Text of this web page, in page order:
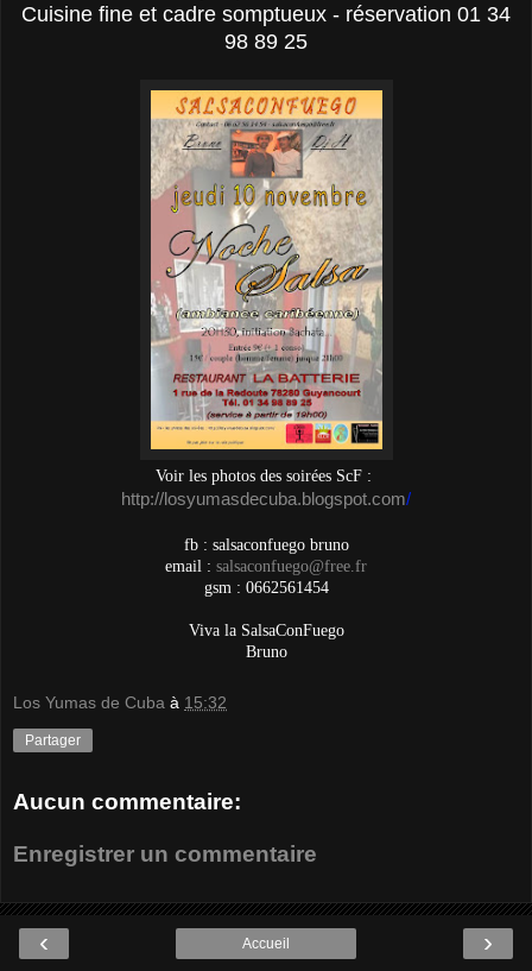
Cuisine fine et cadre somptueux - réservation 01 34
98 89 25
Voir les photos des soirées ScF :
http://losyumasdecuba.blogspot.com/
fb : salsaconfuego bruno
email : salsaconfuego@free.fr
gsm : 0662561454
Viva la SalsaConFuego
Bruno
Los Yumas de Cuba à 15:32
Partager
Aucun commentaire:
Enregistrer un commentaire
‹ ›
Accueil